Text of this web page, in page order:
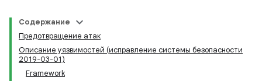
Содержание
Предотвращение атак
Описание уязвимостей (исправление системы безопасности
2019-03-01)
Framework